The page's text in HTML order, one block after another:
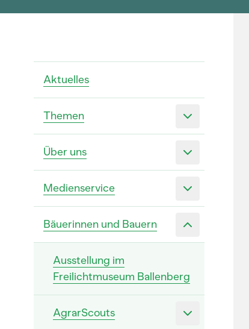
Aktuelles
Themen
Über uns
Medienservice
Bäuerinnen und Bauern
Ausstellung im
Freilichtmuseum Ballenberg
AgrarScouts